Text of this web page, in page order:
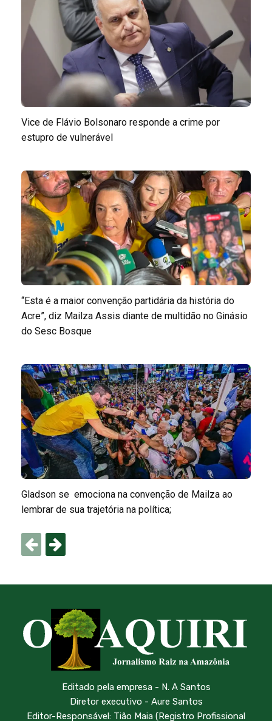
Vice de Flávio Bolsonaro responde a crime por
estupro de vulnerável
“Esta é a maior convenção partidária da história do
Acre”, diz Mailza Assis diante de multidão no Ginásio
do Sesc Bosque
Gladson se emociona na convenção de Mailza ao
lembrar de sua trajetória na política;
Editado pela empresa - N. A Santos
Diretor executivo - Aure Santos
Editor-Responsável: Tião Maia (Registro Profissional